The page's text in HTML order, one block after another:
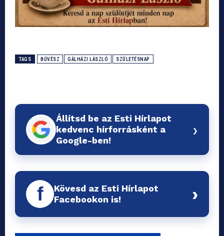
TAGS BŰVÉSZ GÁLHÁZI LÁSZLÓ SZÜLETÉSNAP
Állítsd be az Esti Hírlapot
kedvenc hírforrásként a
Google-ben!
›
f
Kövesd az Esti Hírlapot
Facebookon is!
›